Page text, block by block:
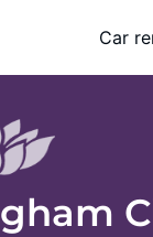
Car
A szálláshely